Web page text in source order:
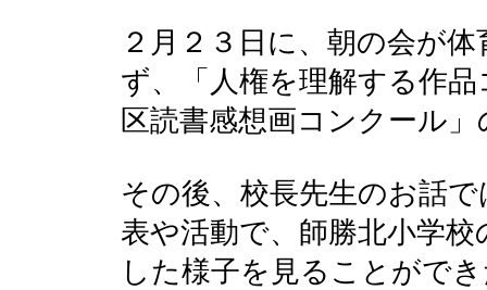
２月２３日に、朝の会が
ず、「人権を理解する作
区読書感想画コンクール
その後、校長先生のお話
表や活動で、師勝北小学
した様子を見ることがで